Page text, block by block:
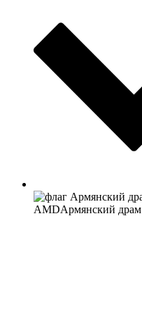
AMDАрмянский драм